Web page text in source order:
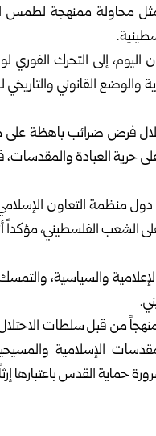
ممنهجة لطمس
إلى التحرك الفوري
القانوني والتاريخي
فرض ضرائب باهظة على
حرية العبادة
دول منظمة التعاون
الشعب الفلسطيني، مؤكداً
والسياسية،
من قبل سلطات الاحتلال
الإسلامية
حماية القدس باعتبارها